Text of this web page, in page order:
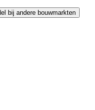
bij andere bouwmarkten